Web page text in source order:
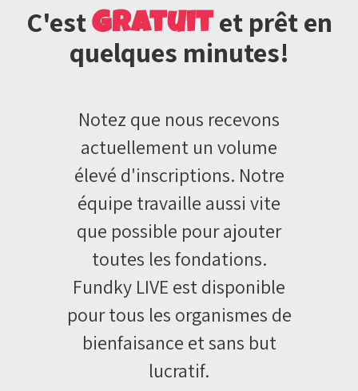
C'estgratuitet prêt en
quelques minutes!
Notez que nous recevons
actuellement un volume
élevé d'inscriptions. Notre
équipe travaille aussi vite
que possible pour ajouter
toutes les fondations.
Fundky LIVE est disponible
pour tous les organismes de
bienfaisance et sans but
lucratif.